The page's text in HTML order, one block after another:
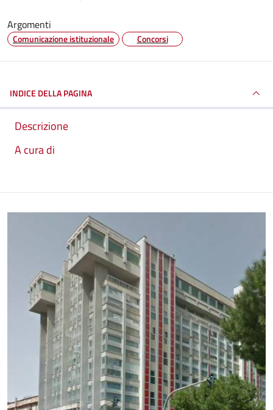
Argomenti
Comunicazione istituzionale Concorsi
INDICE DELLA PAGINA
Descrizione
A cura di